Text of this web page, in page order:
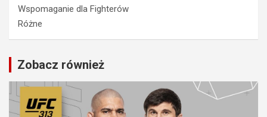
Wspomaganie dla Fighterów
Różne
Zobacz również